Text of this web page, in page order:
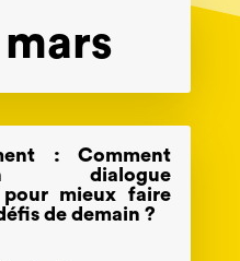
: Comment
dialogue
pour mieux faire
de demain ?